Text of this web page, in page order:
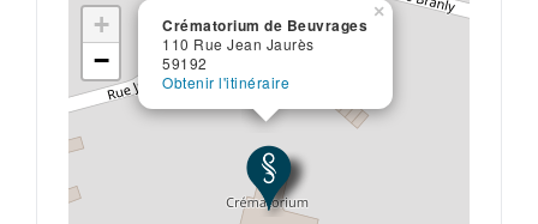
Crématorium de Beuvrages
110 Rue Jean Jaurès
59192
Obtenir l'itinéraire
×
+
−